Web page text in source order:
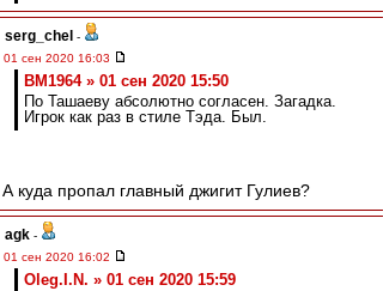
serg_chel -
01 сен 2020 16:03
BM1964 » 01 сен 2020 15:50
По Ташаеву абсолютно согласен. Загадка.
Игрок как раз в стиле Тэда. Был.
А куда пропал главный джигит Гулиев?
agk -
01 сен 2020 16:02
Oleg.I.N. » 01 сен 2020 15:59